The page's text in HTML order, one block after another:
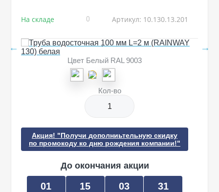
На складе 0 Артикул: 10.130.13.201
Цвет Белый RAL 9003
Кол-во
Акция! "Получи дополниьтельную скидку
по промокоду ко дню рождения компании!"
До окончания акции
01 15 03 31